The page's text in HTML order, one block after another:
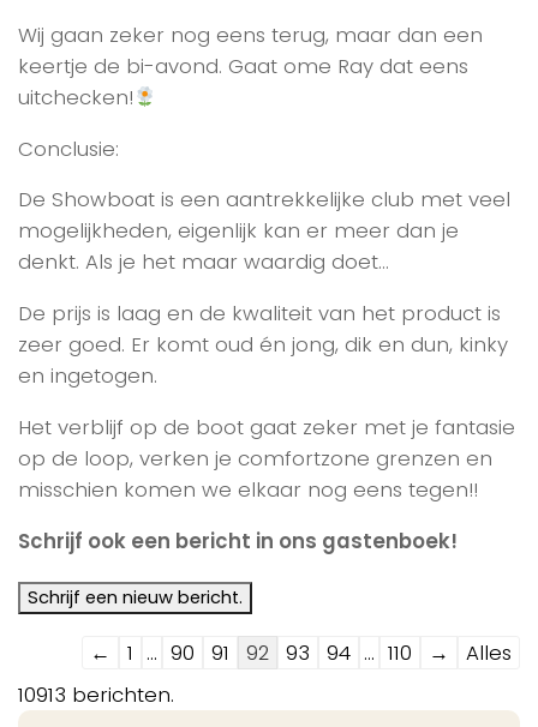
Wij gaan zeker nog eens terug, maar dan een
keertje de bi-avond. Gaat ome Ray dat eens
uitchecken!
Conclusie:
De Showboat is een aantrekkelijke club met veel
mogelijkheden, eigenlijk kan er meer dan je
denkt. Als je het maar waardig doet…
De prijs is laag en de kwaliteit van het product is
zeer goed. Er komt oud én jong, dik en dun, kinky
en ingetogen.
Het verblijf op de boot gaat zeker met je fantasie
op de loop, verken je comfortzone grenzen en
misschien komen we elkaar nog eens tegen!!
Schrijf ook een bericht in ons gastenboek!
Navigatie
door
de
← 1 ... 90 91 92 93 94 ... 110 →
Alles
10913 berichten.